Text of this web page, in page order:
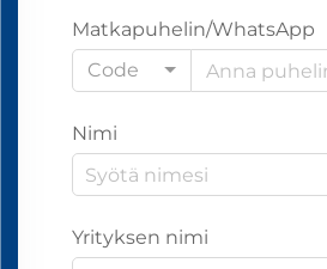
Matkapuhelin/WhatsApp
Code
Nimi
Yrityksen nimi